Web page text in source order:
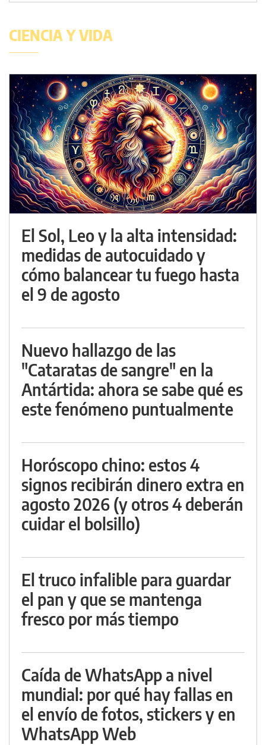
CIENCIA Y VIDA
El Sol, Leo y la alta intensidad:
medidas de autocuidado y
cómo balancear tu fuego hasta
el 9 de agosto
Nuevo hallazgo de las
"Cataratas de sangre" en la
Antártida: ahora se sabe qué es
este fenómeno puntualmente
Horóscopo chino: estos 4
signos recibirán dinero extra en
agosto 2026 (y otros 4 deberán
cuidar el bolsillo)
El truco infalible para guardar
el pan y que se mantenga
fresco por más tiempo
Caída de WhatsApp a nivel
mundial: por qué hay fallas en
el envío de fotos, stickers y en
WhatsApp Web